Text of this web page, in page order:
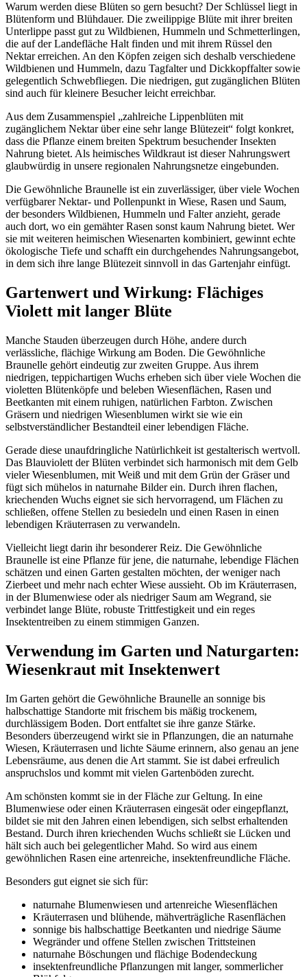
Warum werden diese Blüten so gern besucht? Der Schlüssel liegt in
Blütenform und Blühdauer. Die zweilippige Blüte mit ihrer breiten
Unterlippe passt gut zu Wildbienen, Hummeln und Schmetterlingen,
die auf der Landefläche Halt finden und mit ihrem Rüssel den
Nektar erreichen. An den Köpfen zeigen sich deshalb verschiedene
Wildbienen und Hummeln, dazu Tagfalter und Dickkopffalter sowie
gelegentlich Schwebfliegen. Die niedrigen, gut zugänglichen Blüten
sind auch für kleinere Besucher leicht erreichbar.
Aus dem Zusammenspiel „zahlreiche Lippenblüten mit
zugänglichem Nektar über eine sehr lange Blütezeit“ folgt konkret,
dass die Pflanze einem breiten Spektrum besuchender Insekten
Nahrung bietet. Als heimisches Wildkraut ist dieser Nahrungswert
glaubwürdig in unsere regionalen Nahrungsnetze eingebunden.
Die Gewöhnliche Braunelle ist ein zuverlässiger, über viele Wochen
verfügbarer Nektar- und Pollenpunkt in Wiese, Rasen und Saum,
der besonders Wildbienen, Hummeln und Falter anzieht, gerade
auch dort, wo ein gemähter Rasen sonst kaum Nahrung bietet. Wer
sie mit weiteren heimischen Wiesenarten kombiniert, gewinnt echte
ökologische Tiefe und schafft ein durchgehendes Nahrungsangebot,
in dem sich ihre lange Blütezeit sinnvoll in das Gartenjahr einfügt.
Gartenwert und Wirkung: Flächiges
Violett mit langer Blüte
Manche Stauden überzeugen durch Höhe, andere durch
verlässliche, flächige Wirkung am Boden. Die Gewöhnliche
Braunelle gehört eindeutig zur zweiten Gruppe. Aus ihrem
niedrigen, teppichartigen Wuchs erheben sich über viele Wochen die
violetten Blütenköpfe und beleben Wiesenflächen, Rasen und
Beetkanten mit einem ruhigen, natürlichen Farbton. Zwischen
Gräsern und niedrigen Wiesenblumen wirkt sie wie ein
selbstverständlicher Bestandteil einer lebendigen Fläche.
Gerade diese unaufdringliche Natürlichkeit ist gestalterisch wertvoll.
Das Blauviolett der Blüten verbindet sich harmonisch mit dem Gelb
vieler Wiesenblumen, mit Weiß und mit dem Grün der Gräser und
fügt sich mühelos in naturnahe Bilder ein. Durch ihren flachen,
kriechenden Wuchs eignet sie sich hervorragend, um Flächen zu
schließen, offene Stellen zu besiedeln und einen Rasen in einen
lebendigen Kräuterrasen zu verwandeln.
Vielleicht liegt darin ihr besonderer Reiz. Die Gewöhnliche
Braunelle ist eine Pflanze für jene, die naturnahe, lebendige Flächen
schätzen und einen Garten gestalten möchten, der weniger nach
Zierbeet und mehr nach echter Wiese aussieht. Ob im Kräuterrasen,
in der Blumenwiese oder als niedriger Saum am Wegrand, sie
verbindet lange Blüte, robuste Trittfestigkeit und ein reges
Insektentreiben zu einem stimmigen Ganzen.
Verwendung im Garten und Naturgarten:
Wiesenkraut mit Insektenwert
Im Garten gehört die Gewöhnliche Braunelle an sonnige bis
halbschattige Standorte mit frischem bis mäßig trockenem,
durchlässigem Boden. Dort entfaltet sie ihre ganze Stärke.
Besonders überzeugend wirkt sie in Pflanzungen, die an naturnahe
Wiesen, Kräuterrasen und lichte Säume erinnern, also genau an jene
Lebensräume, aus denen die Art stammt. Sie ist dabei erfreulich
anspruchslos und kommt mit vielen Gartenböden zurecht.
Am schönsten kommt sie in der Fläche zur Geltung. In eine
Blumenwiese oder einen Kräuterrasen eingesät oder eingepflanzt,
bildet sie mit den Jahren einen lebendigen, sich selbst erhaltenden
Bestand. Durch ihren kriechenden Wuchs schließt sie Lücken und
hält sich auch bei gelegentlicher Mahd. So wird aus einem
gewöhnlichen Rasen eine artenreiche, insektenfreundliche Fläche.
Besonders gut eignet sie sich für:
naturnahe Blumenwiesen und artenreiche Wiesenflächen
Kräuterrasen und blühende, mähverträgliche Rasenflächen
sonnige bis halbschattige Beetkanten und niedrige Säume
Wegränder und offene Stellen zwischen Trittsteinen
naturnahe Böschungen und flächige Bodendeckung
insektenfreundliche Pflanzungen mit langer, sommerlicher